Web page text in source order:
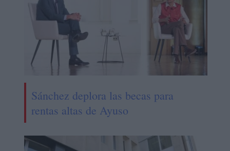
Sánchez deplora las becas para
rentas altas de Ayuso